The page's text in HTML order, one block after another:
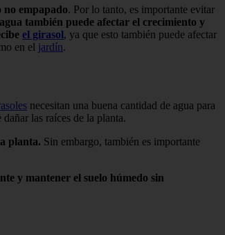
no empapado. Por lo tanto, es importante evitar
también puede afectar el crecimiento y
el girasol, ya que esto también puede afectar
en el jardín.
necesitan una buena cantidad de agua para
dañar las raíces de la planta.
planta. Sin embargo, también es importante
y mantener el suelo húmedo sin